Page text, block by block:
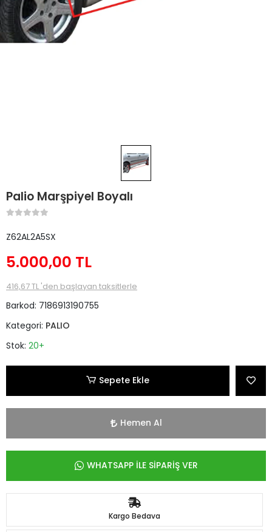
Palio Marşpiyel Boyalı
Z62AL2A5SX
5.000,00 TL
416,67 TL 'den başlayan taksitlerle
Barkod: 7186913190755
Kategori: PALIO
Stok: 20+
Sepete Ekle
Hemen Al
WHATSAPP İLE SİPARİŞ VER
Kargo Bedava